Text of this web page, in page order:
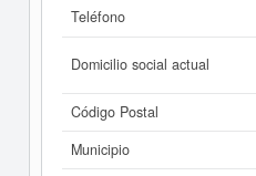
Teléfono
Domicilio social actual
Código Postal
Municipio